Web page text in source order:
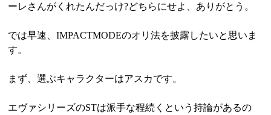
ーレさんがくれたんだっけ?どちらにせよ、ありがとう。
では早速、IMPACTMODEのオリ法を披露したいと思いま
す。
まず、選ぶキャラクターはアスカです。
エヴァシリーズのSTは派手な程続くという持論があるの